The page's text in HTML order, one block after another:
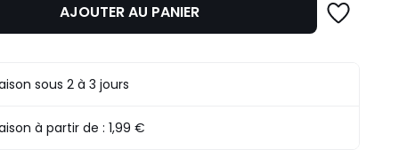
AJOUTER AU PANIER
sous 2 à 3 jours
à partir de :1,99 €